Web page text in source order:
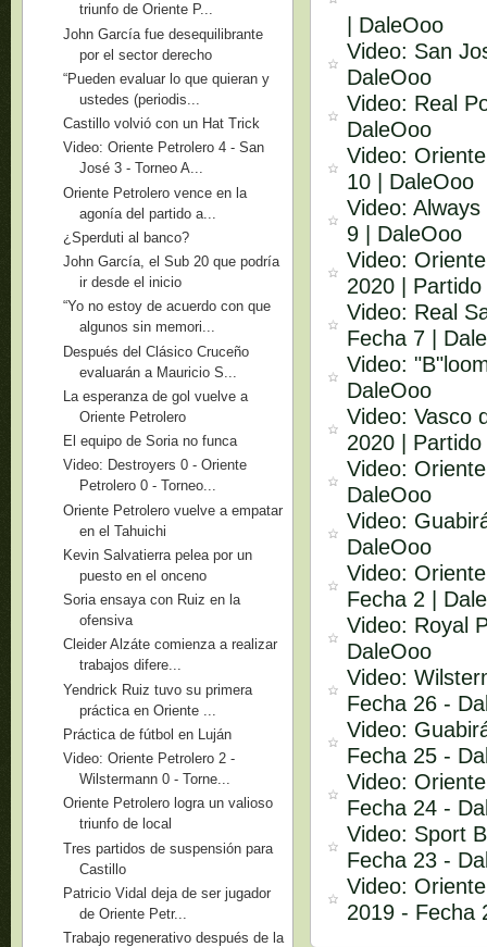
| DaleOoo
Video: San
DaleOoo
Video: Real
DaleOoo
Video:
10 | DaleOoo
Video:
9 | DaleOoo
Video:
2020 |
Video: Real
Fecha 7 |
Video:
DaleOoo
Video: Vasco
2020 |
Video:
DaleOoo
Video:
DaleOoo
Video:
Fecha 2 |
Video: Royal
DaleOoo
Video:
Fecha 26 -
Video:
Fecha 25 -
Video:
Fecha 24 -
Video: Sport
Fecha 23 -
Video:
2019 - Fecha
triunfo de Oriente P...
John García fue desequilibrante
por el sector derecho
“Pueden evaluar lo que quieran y
ustedes (periodis...
Castillo volvió con un Hat Trick
Video: Oriente Petrolero 4 - San
José 3 - Torneo A...
Oriente Petrolero vence en la
agonía del partido a...
¿Sperduti al banco?
John García, el Sub 20 que podría
ir desde el inicio
“Yo no estoy de acuerdo con que
algunos sin memori...
Después del Clásico Cruceño
evaluarán a Mauricio S...
La esperanza de gol vuelve a
Oriente Petrolero
El equipo de Soria no funca
Video: Destroyers 0 - Oriente
Petrolero 0 - Torneo...
Oriente Petrolero vuelve a empatar
en el Tahuichi
Kevin Salvatierra pelea por un
puesto en el onceno
Soria ensaya con Ruiz en la
ofensiva
Cleider Alzáte comienza a realizar
trabajos difere...
Yendrick Ruiz tuvo su primera
práctica en Oriente ...
Práctica de fútbol en Luján
Video: Oriente Petrolero 2 -
Wilstermann 0 - Torne...
Oriente Petrolero logra un valioso
triunfo de local
Tres partidos de suspensión para
Castillo
Patricio Vidal deja de ser jugador
de Oriente Petr...
Trabajo regenerativo después de la